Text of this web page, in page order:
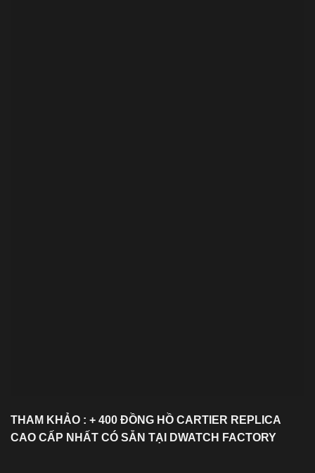
THAM KHẢO : + 400 ĐỒNG HỒ CARTIER REPLICA
CAO CẤP NHẤT CÓ SẴN TẠI DWATCH FACTORY